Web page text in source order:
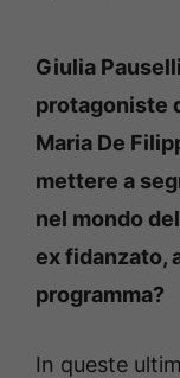
Giulia
protagoniste
Maria De
mettere a
nel mondo
ex fidanzato,
programma?
In queste